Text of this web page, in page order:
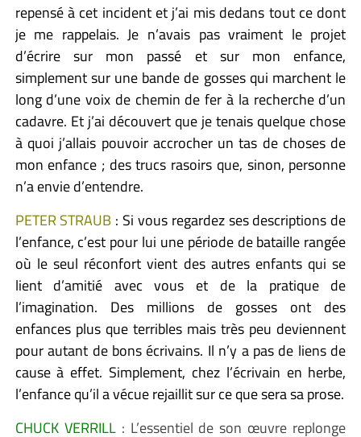
repensé à cet incident et j’ai mis dedans tout ce dont
je me rappelais. Je n’avais pas vraiment le projet
d’écrire sur mon passé et sur mon enfance,
simplement sur une bande de gosses qui marchent le
long d’une voix de chemin de fer à la recherche d’un
cadavre. Et j’ai découvert que je tenais quelque chose
à quoi j’allais pouvoir accrocher un tas de choses de
mon enfance ; des trucs rasoirs que, sinon, personne
n’a envie d’entendre.
PETER STRAUB : Si vous regardez ses descriptions de
l’enfance, c’est pour lui une période de bataille rangée
où le seul réconfort vient des autres enfants qui se
lient d’amitié avec vous et de la pratique de
l’imagination. Des millions de gosses ont des
enfances plus que terribles mais très peu deviennent
pour autant de bons écrivains. Il n’y a pas de liens de
cause à effet. Simplement, chez l’écrivain en herbe,
l’enfance qu’il a vécue rejaillit sur ce que sera sa prose.
CHUCK VERRILL: L’essentiel de son œuvre replonge